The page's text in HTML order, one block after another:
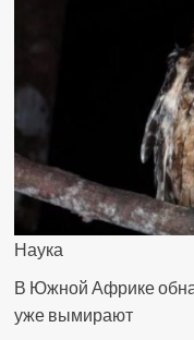
Наука
В Южной Африке
уже вымирают